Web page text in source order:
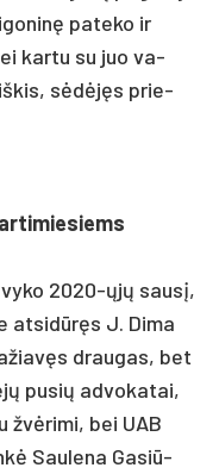
pa­te­ko ir
kar­tu su juo va­
sėdėjęs prie­
2020-ųjų sausį,
at­si­dūręs J. Di­ma
drau­gas, bet
pu­sių ad­vo­ka­tai,
žvėri­mi, bei UAB
Sau­le­na Ga­siū­